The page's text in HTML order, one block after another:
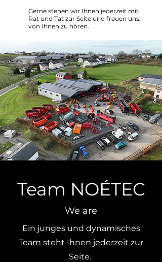
Gerne stehen wir Ihnen jederzeit mit
Rat und Tat zur Seite und freuen uns,
von Ihnen zu hören.
Team NOÉTEC
We are
Ein junges und dynamisches
Team steht Ihnen jederzeit zur
Seite.